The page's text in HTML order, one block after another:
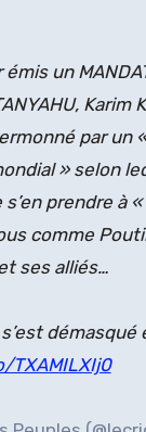
un
Karim
par un
» selon
prendre à «
comme
ses alliés…
démasqué